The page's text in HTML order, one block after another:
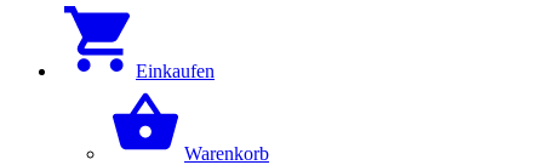
Einkaufen
Warenkorb